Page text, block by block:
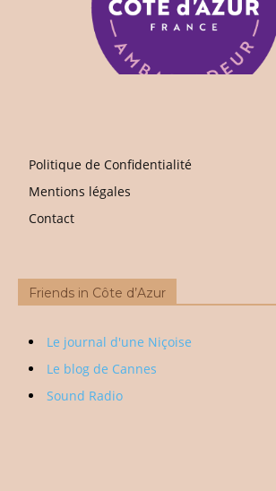
Politique de Confidentialité
Mentions légales
Contact
Friends in Côte d’Azur
Le journal d'une Niçoise
Le blog de Cannes
Sound Radio